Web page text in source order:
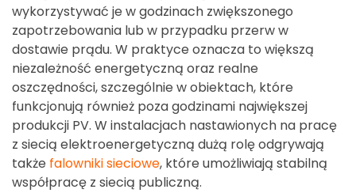
wykorzystywać je w godzinach zwiększonego
zapotrzebowania lub w przypadku przerw w
dostawie prądu. W praktyce oznacza to większą
niezależność energetyczną oraz realne
oszczędności, szczególnie w obiektach, które
funkcjonują również poza godzinami największej
produkcji PV. W instalacjach nastawionych na pracę
z siecią elektroenergetyczną dużą rolę odgrywają
także falowniki sieciowe, które umożliwiają stabilną
współpracę z siecią publiczną.